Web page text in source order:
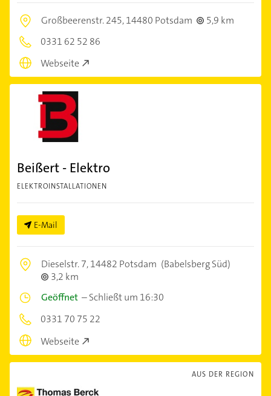
Großbeerenstr. 245,14480 Potsdam
5,9 km
0331 62 52 86
Webseite
Beißert - Elektro
ELEKTROINSTALLATIONEN
E-Mail
Dieselstr. 7,14482 Potsdam (Babelsberg Süd)
3,2 km
Geöffnet –Schließt um 16:30
0331 70 75 22
Webseite
AUS DER REGION